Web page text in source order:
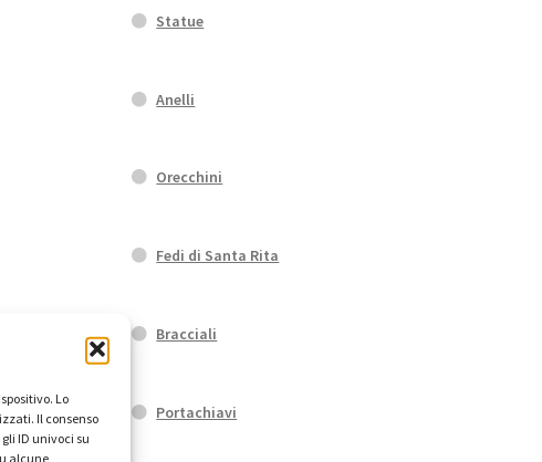
Lo
Il consenso
ID univoci su
alcune
Statue
Anelli
Orecchini
Fedi di Santa Rita
Bracciali
Portachiavi